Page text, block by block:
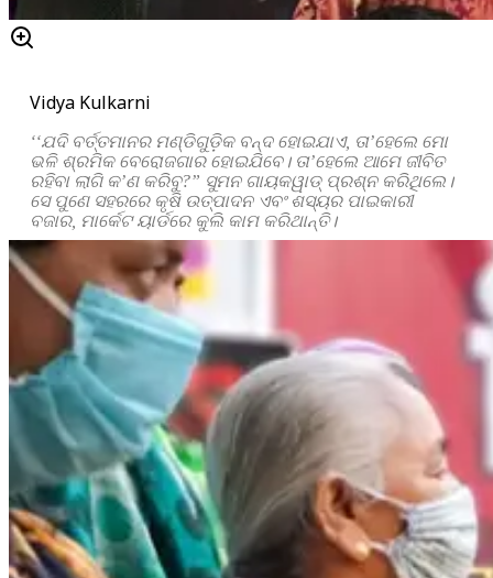
Vidya Kulkarni
‘‘ଯଦି ବର୍ତ୍ତମାନର ମଣ୍ଡିଗୁଡ଼ିକ ବନ୍ଦ ହୋଇଯାଏ, ତା’ହେଲେ ମୋ
ଭଳି ଶ୍ରମିକ ବେରୋଜଗାର ହୋଇଯିବେ। ତା’ହେଲେ ଆମେ ଜୀବିତ
ରହିବା ଲାଗି କ’ଣ କରିବୁ?” ସୁମନ ଗାୟକୱାଡ୍ ପ୍ରଶ୍ନ କରିଥିଲେ।
ସେ ପୁଣେ ସହରରେ କୃଷି ଉତ୍ପାଦନ ଏବଂ ଶସ୍ୟର ପାଇକାରୀ
ବଜାର, ମାର୍କେଟ ୟାର୍ଡରେ କୁଲି କାମ କରିଥାନ୍ତି।